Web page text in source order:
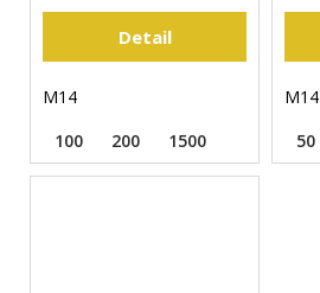
Detail
M14
100
200 1500
M14
50